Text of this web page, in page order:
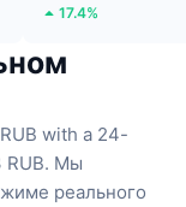
17.4%
with a 24-
Мы
реального